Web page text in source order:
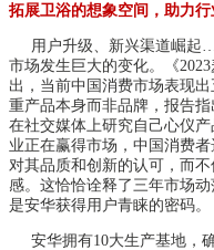
拓展卫浴的想象空间，助力
用户升级、新兴渠道崛起
市场发生巨大的变化。《
出，当前中国消费市场表现
重产品本身而非品牌，报告
在社交媒体上研究自己心仪
业正在赢得市场，中国消费
对其品质和创新的认可，而
感。这恰恰诠释了三年市场
是安华获得用户青睐的密码。
安华拥有10大生产基地，